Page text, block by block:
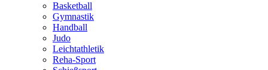
Basketball
Gymnastik
Handball
Judo
Leichtathletik
Reha-Sport